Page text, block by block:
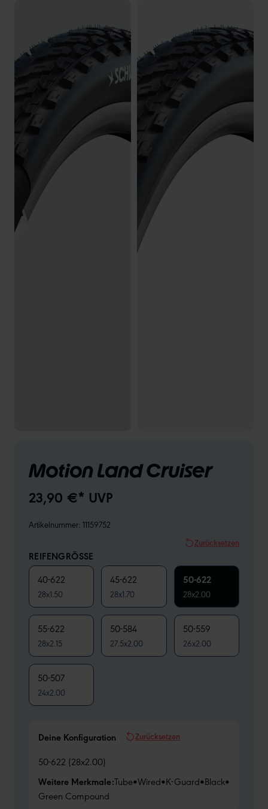
Motion Land Cruiser
23,90 €* UVP
Artikelnummer: 11159752
Zurücksetzen
REIFENGRÖSSE
40-622
28x1.50
45-622
28x1.70
50-622
28x2.00
55-622
28x2.15
50-584
27.5x2.00
50-559
26x2.00
50-507
24x2.00
Deine Konfiguration Zurücksetzen
50-622 (28x2.00)
Weitere Merkmale:Tube•Wired•K-Guard•Black•
Green Compound